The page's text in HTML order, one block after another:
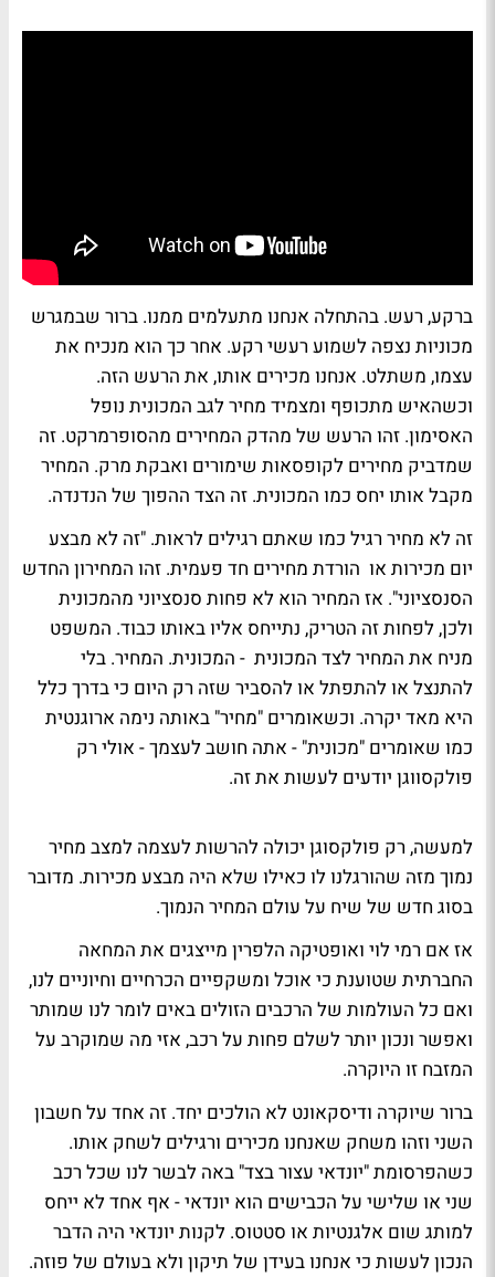
ברקע, רעש. בהתחלה אנחנו מתעלמים ממנו. ברור שבמגרש
מכוניות נצפה לשמוע רעשי רקע. אחר כך הוא מנכיח את
עצמו, משתלט. אנחנו מכירים אותו, את הרעש הזה.
וכשהאיש מתכופף ומצמיד מחיר לגב המכונית נופל
האסימון. זהו הרעש של מהדק המחירים מהסופרמרקט. זה
שמדביק מחירים לקופסאות שימורים ואבקת מרק. המחיר
מקבל אותו יחס כמו המכונית. זה הצד ההפוך של הנדנדה.
זה לא מחיר רגיל כמו שאתם רגילים לראות. "זה לא מבצע
יום מכירות או הורדת מחירים חד פעמית. זהו המחירון החדש
הסנסציוני". אז המחיר הוא לא פחות סנסציוני מהמכונית
ולכן, לפחות זה הטריק, נתייחס אליו באותו כבוד. המשפט
מניח את המחיר לצד המכונית - המכונית. המחיר. בלי
להתנצל או להתפתל או להסביר שזה רק היום כי בדרך כלל
היא מאד יקרה. וכשאומרים "מחיר" באותה נימה ארוגנטית
כמו שאומרים "מכונית" - אתה חושב לעצמך - אולי רק
פולקסווגן יודעים לעשות את זה.
למעשה, רק פולקסוגן יכולה להרשות לעצמה למצב מחיר
נמוך מזה שהורגלנו לו כאילו שלא היה מבצע מכירות. מדובר
בסוג חדש של שיח על עולם המחיר הנמוך.
אז אם רמי לוי ואופטיקה הלפרין מייצגים את המחאה
החברתית שטוענת כי אוכל ומשקפיים הכרחיים וחיוניים לנו,
ואם כל העולמות של הרכבים הזולים באים לומר לנו שמותר
ואפשר ונכון יותר לשלם פחות על רכב, אזי מה שמוקרב על
המזבח זו היוקרה.
ברור שיוקרה ודיסקאונט לא הולכים יחד. זה אחד על חשבון
השני וזהו משחק שאנחנו מכירים ורגילים לשחק אותו.
כשהפרסומת "יונדאי עצור בצד" באה לבשר לנו שכל רכב
שני או שלישי על הכבישים הוא יונדאי - אף אחד לא ייחס
למותג שום אלגנטיות או סטטוס. לקנות יונדאי היה הדבר
הנכון לעשות כי אנחנו בעידן של תיקון ולא בעולם של פוזה.